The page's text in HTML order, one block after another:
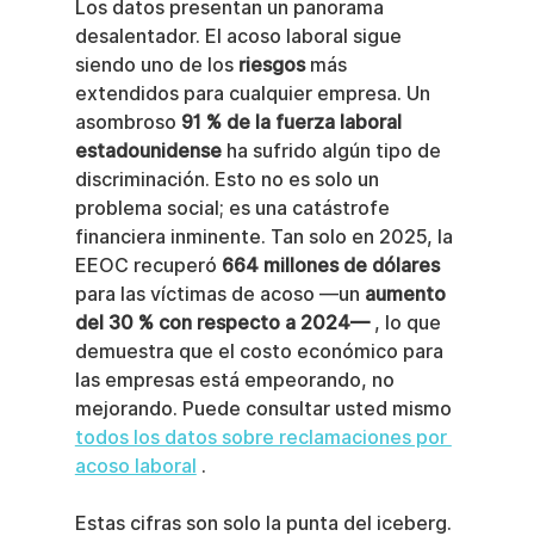
Los datos presentan un panorama
desalentador. El acoso laboral sigue
siendo uno de los riesgos más
extendidos para cualquier empresa. Un
asombroso 91 % de la fuerza laboral
estadounidense ha sufrido algún tipo de
discriminación. Esto no es solo un
problema social; es una catástrofe
financiera inminente. Tan solo en 2025, la
EEOC recuperó 664 millones de dólares
para las víctimas de acoso —un aumento
del 30 % con respecto a 2024— , lo que
demuestra que el costo económico para
las empresas está empeorando, no
mejorando. Puede consultar usted mismo
todos los datos sobre reclamaciones por
acoso laboral .
Estas cifras son solo la punta del iceberg.